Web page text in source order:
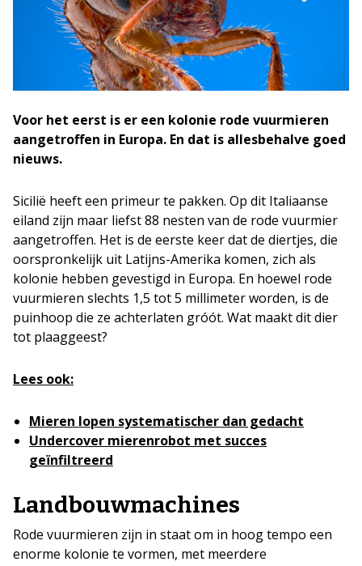
Voor het eerst is er een kolonie rode vuurmieren
aangetroffen in Europa. En dat is allesbehalve goed
nieuws.
Sicilië heeft een primeur te pakken. Op dit Italiaanse
eiland zijn maar liefst 88 nesten van de rode vuurmier
aangetroffen. Het is de eerste keer dat de diertjes, die
oorspronkelijk uit Latijns-Amerika komen, zich als
kolonie hebben gevestigd in Europa. En hoewel rode
vuurmieren slechts 1,5 tot 5 millimeter worden, is de
puinhoop die ze achterlaten gróót. Wat maakt dit dier
tot plaaggeest?
Lees ook:
Mieren lopen systematischer dan gedacht
Undercover mierenrobot met succes
geïnfiltreerd
Landbouwmachines
Rode vuurmieren zijn in staat om in hoog tempo een
enorme kolonie te vormen, met meerdere